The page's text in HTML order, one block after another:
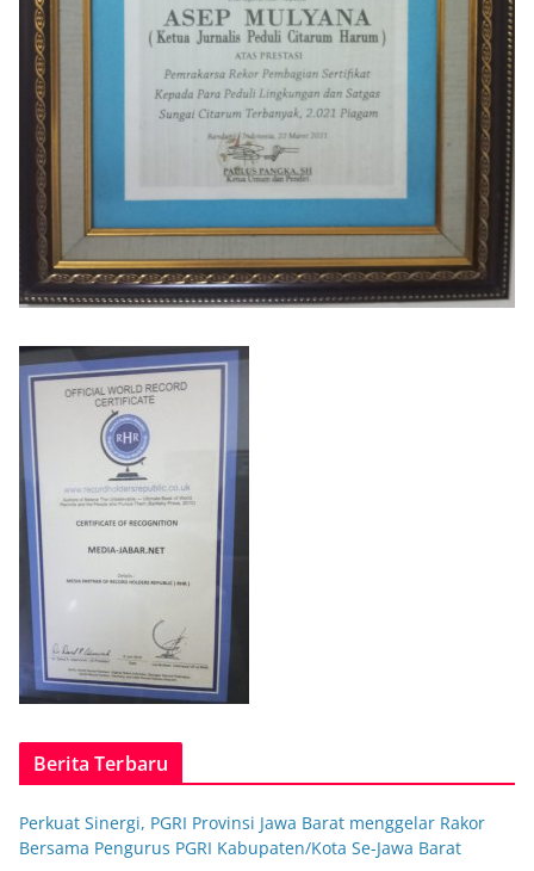
Berita Terbaru
Perkuat Sinergi, PGRI Provinsi Jawa Barat menggelar Rakor
Bersama Pengurus PGRI Kabupaten/Kota Se-Jawa Barat